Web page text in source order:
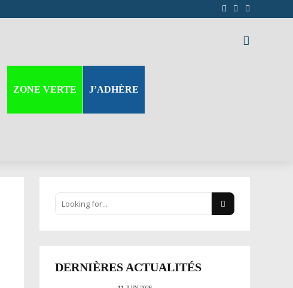
ZONE VERTE J’ADHÈRE
DERNIÈRES ACTUALITÉS